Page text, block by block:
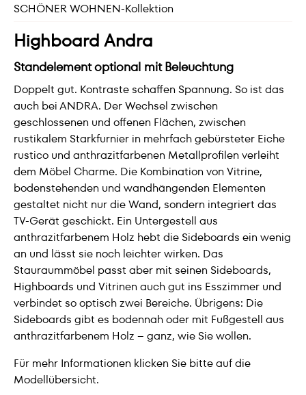
SCHÖNER WOHNEN-Kollektion
Highboard Andra
Standelement optional mit Beleuchtung
Doppelt gut. Kontraste schaffen Spannung. So ist das
auch bei ANDRA. Der Wechsel zwischen
geschlossenen und offenen Flächen, zwischen
rustikalem Starkfurnier in mehrfach gebürsteter Eiche
rustico und anthrazitfarbenen Metallprofilen verleiht
dem Möbel Charme. Die Kombination von Vitrine,
bodenstehenden und wandhängenden Elementen
gestaltet nicht nur die Wand, sondern integriert das
TV-Gerät geschickt. Ein Untergestell aus
anthrazitfarbenem Holz hebt die Sideboards ein wenig
an und lässt sie noch leichter wirken. Das
Stauraummöbel passt aber mit seinen Sideboards,
Highboards und Vitrinen auch gut ins Esszimmer und
verbindet so optisch zwei Bereiche. Übrigens: Die
Sideboards gibt es bodennah oder mit Fußgestell aus
anthrazitfarbenem Holz – ganz, wie Sie wollen.
Für mehr Informationen klicken Sie bitte auf die
Modellübersicht.